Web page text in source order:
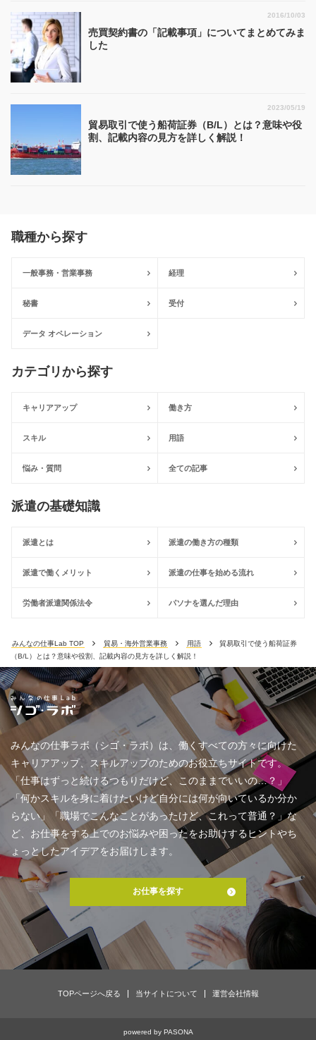
売買契約書の「記載事項」についてまとめてみま
した
2016/10/03
貿易取引で使う船荷証券（B/L）とは？意味や役
割、記載内容の見方を詳しく解説！
2023/05/19
職種から探す
一般事務・営業事務 経理
秘書 受付
データ オペレーション
カテゴリから探す
キャリアアップ 働き方
スキル 用語
悩み・質問 全ての記事
派遣の基礎知識
派遣とは 派遣の働き方の種類
派遣で働くメリット 派遣の仕事を始める流れ
労働者派遣関係法令 パソナを選んだ理由
みんなの仕事Lab TOP 貿易・海外営業事務 用語
貿易取引で使う船荷証券
（B/L）とは？意味や役割、記載内容の見方を詳しく解説！
みんなの仕事ラボ（シゴ・ラボ）は、働くすべての方々に向けた
キャリアアップ、スキルアップのためのお役立ちサイトです。
「仕事はずっと続けるつもりだけど、このままでいいの…？」
「何かスキルを身に着けたいけど自分には何が向いているか分か
らない」「職場でこんなことがあったけど、これって普通？」な
ど、お仕事をする上でのお悩みや困ったをお助けするヒントやち
ょっとしたアイデアをお届けします。
お仕事を探す
TOPページへ戻る 当サイトについて 運営会社情報
powered by PASONA